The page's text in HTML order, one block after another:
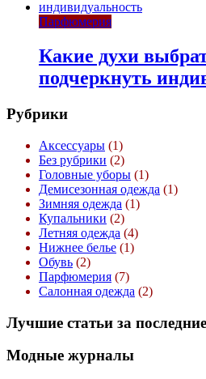
Парфюмерия
Какие духи
подчеркнуть
Рубрики
Аксессуары (1)
Без рубрики (2)
Головные уборы (1)
Демисезонная одежда (1)
Зимняя одежда (1)
Купальники (2)
Летняя одежда (4)
Нижнее белье (1)
Обувь (2)
Парфюмерия (7)
Салонная одежда (2)
Лучшие статьи за
Модные журналы